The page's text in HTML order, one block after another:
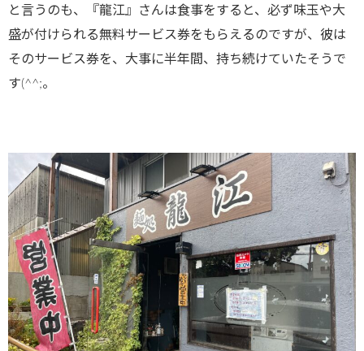
と言うのも、『龍江』さんは食事をすると、必ず味玉や大
盛が付けられる無料サービス券をもらえるのですが、彼は
そのサービス券を、大事に半年間、持ち続けていたそうで
す(^^;。